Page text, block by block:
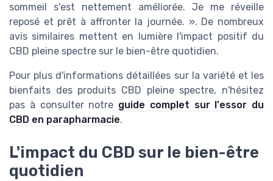
sommeil s'est nettement améliorée. Je me réveille
reposé et prêt à affronter la journée. ». De nombreux
avis similaires mettent en lumière l'impact positif du
CBD pleine spectre sur le bien-être quotidien.
Pour plus d'informations détaillées sur la variété et les
bienfaits des produits CBD pleine spectre, n'hésitez
pas à consulter notre guide complet sur l'essor du
CBD en parapharmacie.
L'impact du CBD sur le bien-être
quotidien